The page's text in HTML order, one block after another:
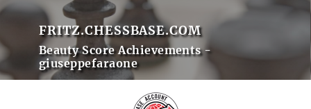
FRITZ.CHESSBASE.COM
Beauty Score Achievements -
giuseppefaraone